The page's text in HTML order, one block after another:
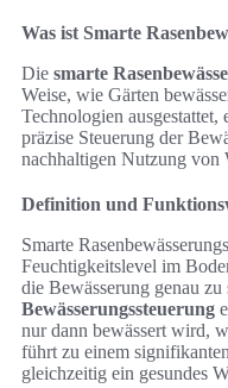
Was ist Smarte
Die smarte
Weise, wie Gärten
Technologien ausgestattet,
präzise Steuerung der
nachhaltigen Nutzung von
Definition und
Smarte
Feuchtigkeitslevel im
die Bewässerung genau zu
Bewässerungssteuerung
nur dann bewässert wird,
führt zu einem signifikanten
gleichzeitig ein gesundes